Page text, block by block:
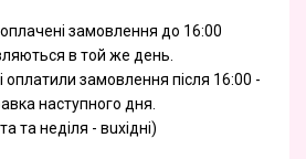
замовлення до 16:00
в той же день.
замовлення після 16:00 -
наступного дня.
та недiля - вuхiднi)